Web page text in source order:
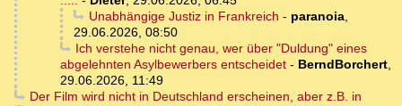
Unabhängige Justiz in Frankreich - paranoia,
29.06.2026, 08:50
Ich verstehe nicht genau, wer über "Duldung" eines
abgelehnten Asylbewerbers entscheidet - BerndBorchert,
29.06.2026, 11:49
Der Film wird nicht in Deutschland erscheinen, aber z.B. in